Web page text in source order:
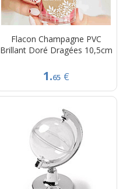
Flacon Champagne PVC
Brillant Doré Dragées 10,5cm
1.65 €